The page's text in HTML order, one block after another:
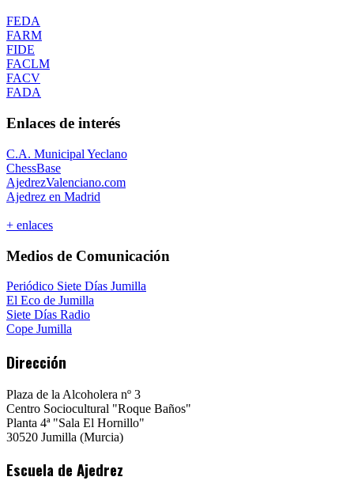
FEDA
FARM
FIDE
FACLM
FACV
FADA
Enlaces de interés
C.A. Municipal Yeclano
ChessBase
AjedrezValenciano.com
Ajedrez en Madrid
+ enlaces
Medios de Comunicación
Periódico Siete Días Jumilla
El Eco de Jumilla
Siete Días Radio
Cope Jumilla
Dirección
Plaza de la Alcoholera nº 3
Centro Sociocultural "Roque Baños"
Planta 4ª "Sala El Hornillo"
30520 Jumilla (Murcia)
Escuela de Ajedrez